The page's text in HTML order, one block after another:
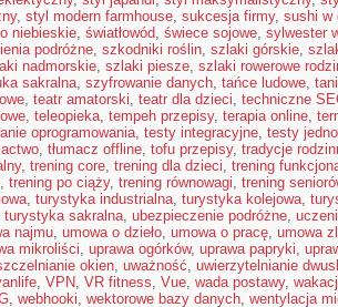
, styl modern farmhouse, sukcesja firmy, sushi w
niebieskie, światłowód, świece sojowe, sylwester
podróżne, szkodniki roślin, szlaki górskie,
nadmorskie, szlaki piesze, szlaki rowerowe
sakralna, szyfrowanie danych, tańce ludowe,
, teatr amatorski, teatr dla dzieci, techniczne
, teleopieka, tempeh przepisy, terapia online,
oprogramowania, testy integracyjne, testy
, tłumacz offline, tofu przepisy, tradycje
, trening core, trening dla dzieci, trening
, trening po ciąży, trening równowagi, trening
, turystyka industrialna, turystyka kolejowa,
turystyka sakralna, ubezpieczenie podróżne,
najmu, umowa o dzieło, umowa o pracę, umowa
mikroliści, uprawa ogórków, uprawa papryki,
okien, uważność, uwierzytelnianie
, VPN, VR fitness, Vue, wada postawy,
, webhooki, wektorowe bazy danych, wentylacja